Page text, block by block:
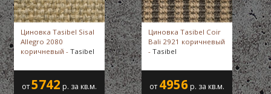
Циновка Tasibel Sisal
Allegro 2080
коричневый -Tasibel
от5742 р. за кв.м.
Циновка Tasibel Coir
Bali 2921 коричневый
-Tasibel
от 4956 р. за кв.м.